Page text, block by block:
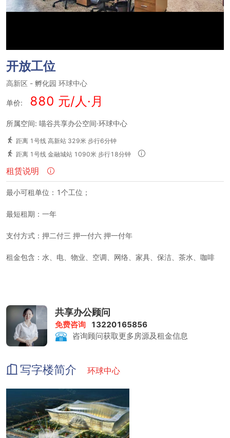
开放工位
高新区 - 孵化园 环球中心
单价: 880 元/人·月
所属空间: 喵谷共享办公空间·环球中心
距离 1号线 高新站 329米 步行6分钟
距离 1号线 金融城站 1090米 步行18分钟
租赁说明
最小可租单位：1个工位；
最短租期：一年
支付方式：押二付三 押一付六 押一付年
租金包含：水、电、物业、空调、网络、家具、保洁、茶水、咖啡
时。
共享办公顾问
免费咨询
13220165856
咨询顾问获取更多房源及租金信息
写字楼简介 环球中心